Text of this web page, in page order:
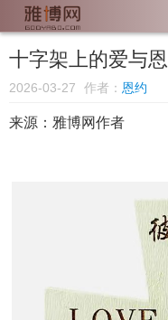
十字架上的爱与恩
2026-03-27 作者： 恩约
来源： 雅博网作者